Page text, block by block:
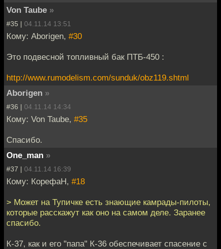
Von Taube »
#35 | 04.11.14 13:51
Кому: Aborigen, #30
Это подвесной топливный бак ПТБ-450 :
http://www.rumodelism.com/sunduk/obz119.shtml
Aborigen »
#36 | 04.11.14 14:34
Кому: Von Taube, #35
Спасибо.
One_man »
#37 | 04.11.14 16:39
Кому: КорефаН, #18
> Может на Тупичке есть знающие камрады-пилоты,
которые расскажут как оно на самом деле. Заранее
спасибо.
К-37, как и его "папа" К-36 обеспечивает спасение с